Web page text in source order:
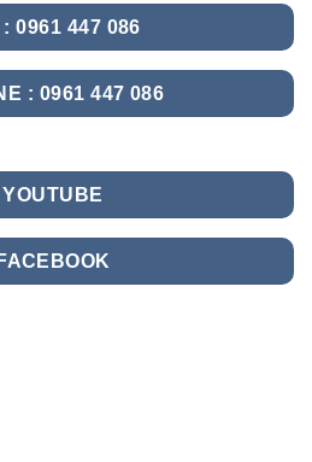
0961 447 086
: 0961 447 086
YOUTUBE
FACEBOOK